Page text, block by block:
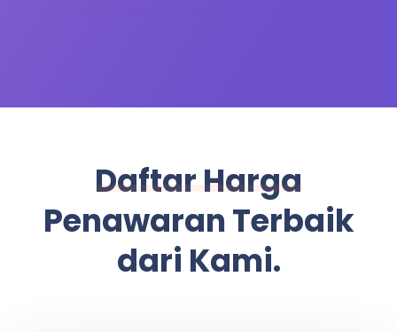
Daftar Harga
Penawaran Terbaik
dari Kami.